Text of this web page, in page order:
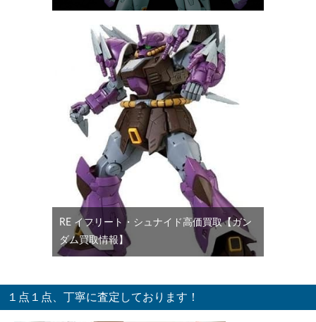
RE イフリート・シュナイド高価買取【ガン
ダム買取情報】
１点１点、丁寧に査定しております！